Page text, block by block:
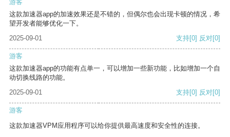
游客
这款加速器app的加速效果还是不错的，但偶尔也会出现卡顿的情况，希
望开发者能够优化一下。
2025-09-01
支持[0] 反对[0]
游客
这款加速器app的功能有点单一，可以增加一些新功能，比如增加一个自
动切换线路的功能。
2025-09-01
支持[0] 反对[0]
游客
这款加速器VPM应用程序可以给你提供最高速度和安全性的连接。